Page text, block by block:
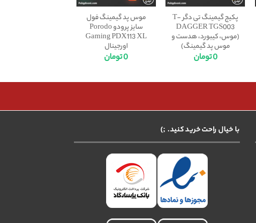
پکیج گیمینگ تی دگر T-
DAGGER TGS003
(موس، کیبورد، هدست و
موس پد گیمینگ)
0تومان
موس پد گیمینگ فول
سایز پرودو Porodo
Gaming PDX113 XL
اورجینال
0تومان
با خیال راحت خرید کنید. ;)